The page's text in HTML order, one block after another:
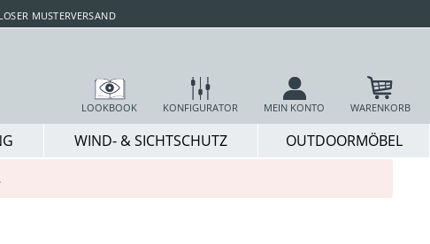
MUSTERVERSAND
LOOKBOOK KONFIGURATOR MEIN KONTO WARENKORB
WIND- & SICHTSCHUTZ OUTDOORMÖBEL